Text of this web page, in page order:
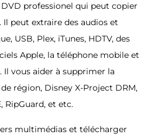
professionel qui peut copier
peut extraire des audios et
USB, Plex, iTunes, HDTV, des
Apple, la téléphone mobile et
Il vous aider à supprimer la
région, Disney X-Project DRM,
RipGuard, et etc.
multimédias et télécharger